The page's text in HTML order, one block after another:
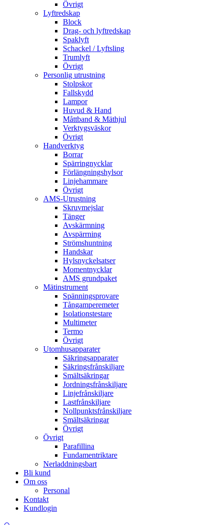
Övrigt
Lyftredskap
Block
Drag- och lyftredskap
Spaklyft
Schackel / Lyftsling
Trumlyft
Övrigt
Personlig utrustning
Stolpskor
Fallskydd
Lampor
Huvud & Hand
Måttband & Mäthjul
Verktygsväskor
Övrigt
Handverktyg
Borrar
Spärringnycklar
Förlängningshylsor
Linjehammare
Övrigt
AMS-Utrustning
Skruvmejslar
Tänger
Avskärmning
Avspärrning
Strömshuntning
Handskar
Hylsnyckelsatser
Momentnycklar
AMS grundpaket
Mätinstrument
Spänningsprovare
Tångamperemeter
Isolationstestare
Multimeter
Termo
Övrigt
Utomhusapparater
Säkringsapparater
Säkringsfrånskiljare
Smältsäkringar
Jordningsfrånskiljare
Linjefrånskiljare
Lastfrånskiljare
Nollpunktsfrånskiljare
Smältsäkringar
Övrigt
Övrigt
Parafillina
Fundamentriktare
Nerladdningsbart
Bli kund
Om oss
Personal
Kontakt
Kundlogin